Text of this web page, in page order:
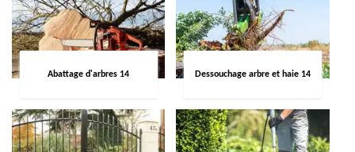
Abattage d'arbres 14 Dessouchage arbre et haie 14